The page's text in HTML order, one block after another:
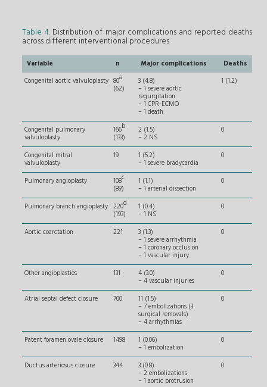
Table 4. Distribution of major complications and reported deaths
across different interventional procedures
Variable n Major complications
Deaths
Congenital aortic valvuloplasty 80a
(62)
3 (4.8)
– 1 severe aortic
regurgitation
– 1 CPR-ECMO
– 1 death
1 (1.2)
Congenital pulmonary
valvuloplasty
166b
(133)
2 (1.5)
– 2 NS
0
Congenital mitral
valvuloplasty
19 1 (5.2)
– 1 severe bradycardia
0
Pulmonary angioplasty 108c
(89)
1 (1.1)
– 1 arterial dissection
0
Pulmonary branch angioplasty 220d
(193)
1 (0.4)
– 1 NS
0
Aortic coarctation 221 3 (1.3)
– 1 severe arrhythmia
– 1 coronary occlusion
– 1 vascular injury
0
Other angioplasties 131 4 (3.0)
– 4 vascular injuries
0
Atrial septal defect closure 700 11 (1.5)
– 7 embolizations (3
surgical removals)
– 4 arrhythmias
0
Patent foramen ovale closure 1498 1 (0.06)
– 1 embolization
0
Ductus arteriosus closure 344 3 (0.8)
– 2 embolizations
– 1 aortic protrusion
0